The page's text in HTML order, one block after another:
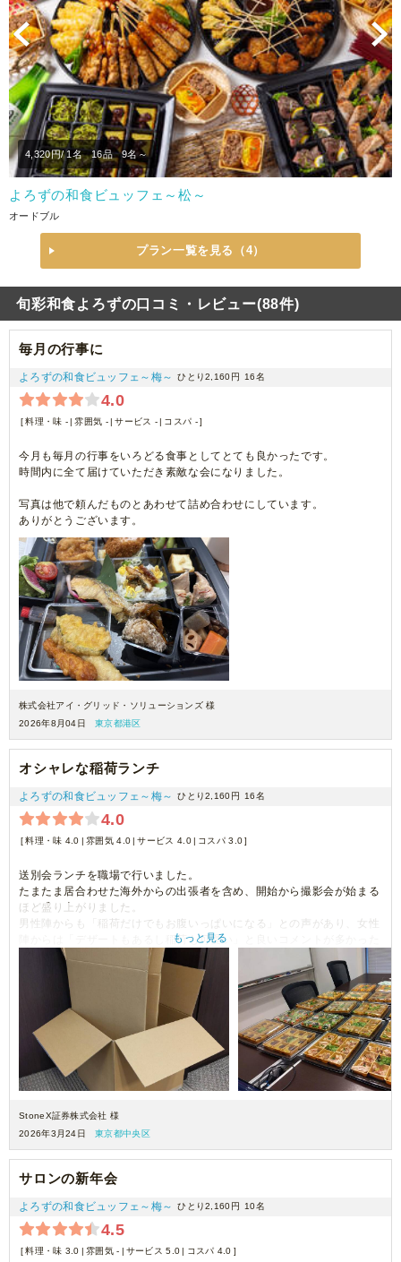
Previous
4,320円/ 1名 16品 9名～
よろずの和食ビュッフェ～松～
オードブル
プラン一覧を見る（4）
旬彩和食よろずの口コミ・レビュー(88件)
毎月の行事に
よろずの和食ビュッフェ～梅～ ひとり2,160円 16名
4.0
料理・味 - 雰囲気 - サービス - コスパ -
今月も毎月の行事をいろどる食事としてとても良かったです。
時間内に全て届けていただき素敵な会になりました。
写真は他で頼んだものとあわせて詰め合わせにしています。
ありがとうございます。
株式会社アイ・グリッド・ソリューションズ 様
2026年8月04日
東京都港区
オシャレな稲荷ランチ
よろずの和食ビュッフェ～梅～ ひとり2,160円 16名
4.0
料理・味 4.0 雰囲気 4.0 サービス 4.0 コスパ 3.0
送別会ランチを職場で行いました。
たまたま居合わせた海外からの出張者を含め、開始から撮影会が始まる
ほど盛り上がりました。
男性陣からも「稲荷だけでもお腹いっぱいになる」との声があり、女性
陣からは「デザートもあるし稲荷も可愛い」と良いコメントが多かった
のですが
食べ進める中で、「この煮物のしょっぱさは尋常じゃない！」「これは
全部食べるのが厳しい」「何か塩味を間違っているのでは？」との声が
とても多かったです。
全体的に良かったのですが、１品のしょっぱさが残念でした。
また、１６人分が正方形の段ボール３箱に入ってきましたが、個人的に
は取り出す際にプラスチックケースが潰れて取り出しづらかったので
もう少し浅めの段ボールに入っていたら有難かったです。
もっと見る
StoneX証券株式会社 様
2026年3月24日
東京都中央区
サロンの新年会
よろずの和食ビュッフェ～梅～ ひとり2,160円 10名
4.5
料理・味 3.0 雰囲気 - サービス 5.0 コスパ 4.0